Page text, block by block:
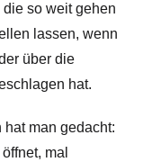
so weit gehen
lassen, wenn
über die
hat.
man gedacht:
mal